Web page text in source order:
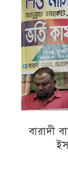
বারাদী